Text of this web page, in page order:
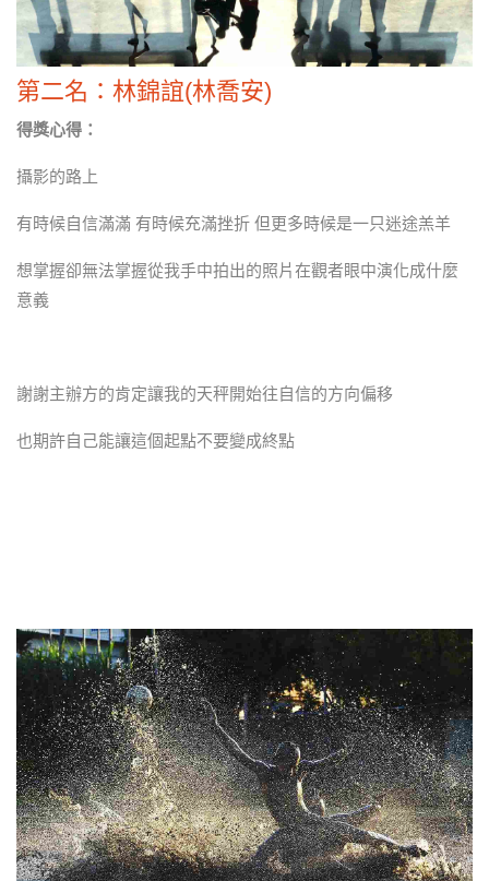
第二名：林錦誼(林喬安)
得獎心得：
攝影的路上
有時候自信滿滿 有時候充滿挫折 但更多時候是一只迷途羔羊
想掌握卻無法掌握從我手中拍出的照片在觀者眼中演化成什麼
意義
謝謝主辦方的肯定讓我的天秤開始往自信的方向偏移
也期許自己能讓這個起點不要變成終點